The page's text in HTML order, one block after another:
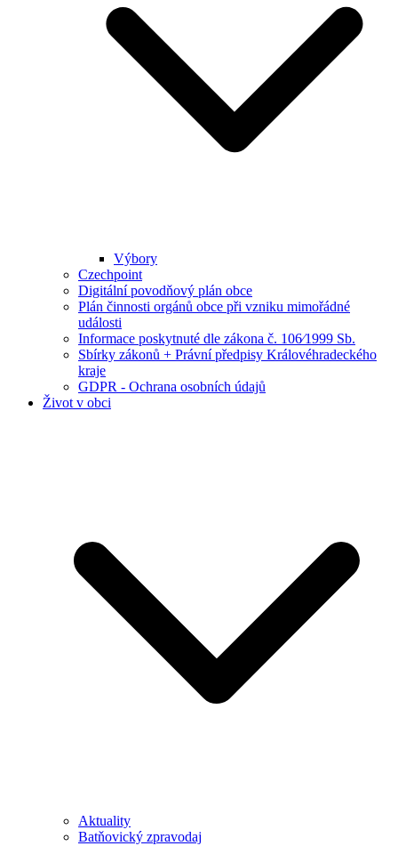
Výbory
Czechpoint
Digitální povodňový plán obce
Plán činnosti orgánů obce při vzniku mimořádné
události
Informace poskytnuté dle zákona č. 106⁄1999 Sb.
Sbírky zákonů + Právní předpisy Královéhradeckého
kraje
GDPR - Ochrana osobních údajů
Život v obci
Aktuality
Batňovický zpravodaj